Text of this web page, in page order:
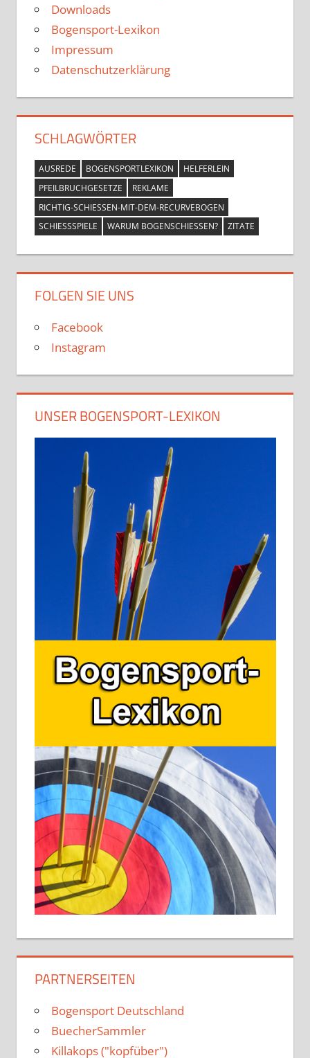
Downloads
Bogensport-Lexikon
Impressum
Datenschutzerklärung
SCHLAGWÖRTER
AUSREDE BOGENSPORTLEXIKON
HELFERLEIN
PFEILBRUCHGESETZE
REKLAME
RICHTIG-SCHIESSEN-MIT-DEM-RECURVEBOGEN
SCHIESSSPIELE
WARUM BOGENSCHIESSEN? ZITATE
FOLGEN SIE UNS
Facebook
Instagram
UNSER BOGENSPORT-LEXIKON
PARTNERSEITEN
Bogensport Deutschland
BuecherSammler
Killakops ("kopfüber")